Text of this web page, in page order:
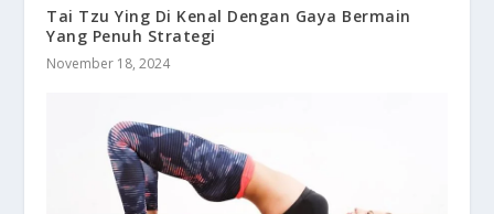
Tai Tzu Ying Di Kenal Dengan Gaya Bermain
Yang Penuh Strategi
November 18, 2024